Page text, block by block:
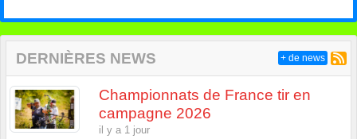
DERNIÈRES NEWS
Championnats de France tir en
campagne 2026
il y a 1 jour
+ de news